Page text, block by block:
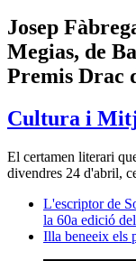
Josep
Megias, de
Premis Drac
Cultura i
El certamen literari
divendres 24 d'abril,
L'escriptor de
la 60a edició
Illa beneeix els